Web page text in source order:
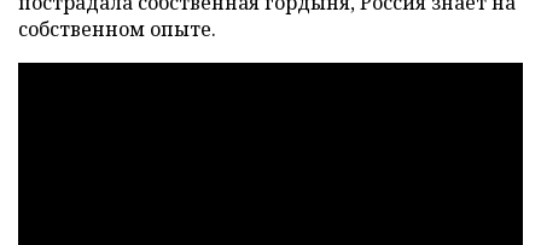
собственном опыте.